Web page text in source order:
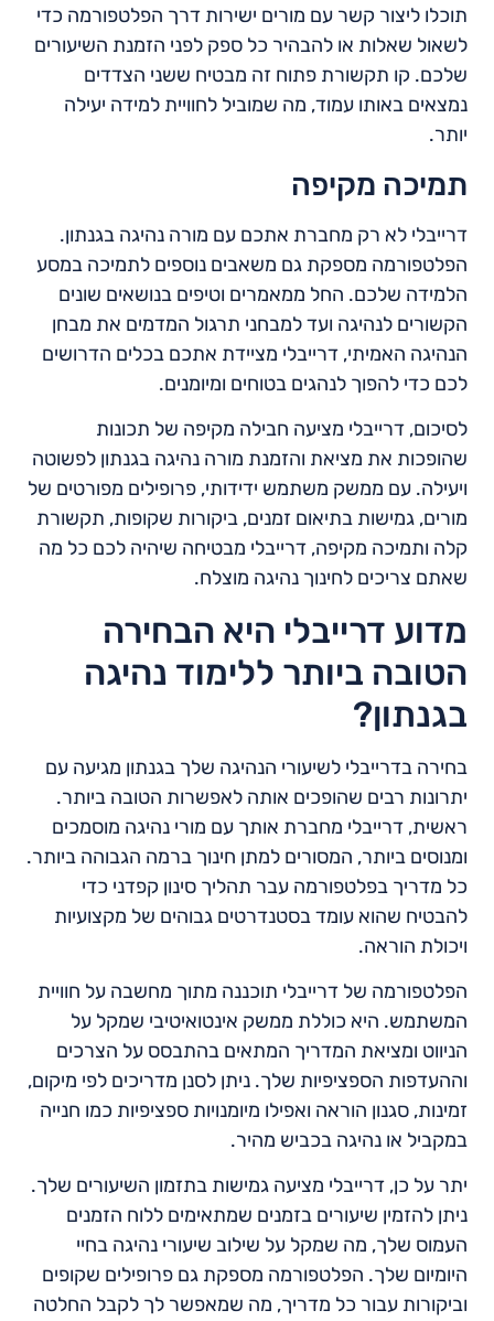
תוכלו ליצור קשר עם מורים ישירות דרך הפלטפורמה כדי
לשאול שאלות או להבהיר כל ספק לפני הזמנת השיעורים
שלכם. קו תקשורת פתוח זה מבטיח ששני הצדדים
נמצאים באותו עמוד, מה שמוביל לחוויית למידה יעילה
יותר.
תמיכה מקיפה
דרייבלי לא רק מחברת אתכם עם מורה נהיגה בגנתון.
הפלטפורמה מספקת גם משאבים נוספים לתמיכה במסע
הלמידה שלכם. החל ממאמרים וטיפים בנושאים שונים
הקשורים לנהיגה ועד למבחני תרגול המדמים את מבחן
הנהיגה האמיתי, דרייבלי מציידת אתכם בכלים הדרושים
לכם כדי להפוך לנהגים בטוחים ומיומנים.
לסיכום, דרייבלי מציעה חבילה מקיפה של תכונות
שהופכות את מציאת והזמנת מורה נהיגה בגנתון לפשוטה
ויעילה. עם ממשק משתמש ידידותי, פרופילים מפורטים של
מורים, גמישות בתיאום זמנים, ביקורות שקופות, תקשורת
קלה ותמיכה מקיפה, דרייבלי מבטיחה שיהיה לכם כל מה
שאתם צריכים לחינוך נהיגה מוצלח.
מדוע דרייבלי היא הבחירה
הטובה ביותר ללימוד נהיגה
בגנתון?
בחירה בדרייבלי לשיעורי הנהיגה שלך בגנתון מגיעה עם
יתרונות רבים שהופכים אותה לאפשרות הטובה ביותר.
ראשית, דרייבלי מחברת אותך עם מורי נהיגה מוסמכים
ומנוסים ביותר, המסורים למתן חינוך ברמה הגבוהה ביותר.
כל מדריך בפלטפורמה עבר תהליך סינון קפדני כדי
להבטיח שהוא עומד בסטנדרטים גבוהים של מקצועיות
ויכולת הוראה.
הפלטפורמה של דרייבלי תוכננה מתוך מחשבה על חוויית
המשתמש. היא כוללת ממשק אינטואיטיבי שמקל על
הניווט ומציאת המדריך המתאים בהתבסס על הצרכים
וההעדפות הספציפיות שלך. ניתן לסנן מדריכים לפי מיקום,
זמינות, סגנון הוראה ואפילו מיומנויות ספציפיות כמו חנייה
במקביל או נהיגה בכביש מהיר.
יתר על כן, דרייבלי מציעה גמישות בתזמון השיעורים שלך.
ניתן להזמין שיעורים בזמנים שמתאימים ללוח הזמנים
העמוס שלך, מה שמקל על שילוב שיעורי נהיגה בחיי
היומיום שלך. הפלטפורמה מספקת גם פרופילים שקופים
וביקורות עבור כל מדריך, מה שמאפשר לך לקבל החלטה